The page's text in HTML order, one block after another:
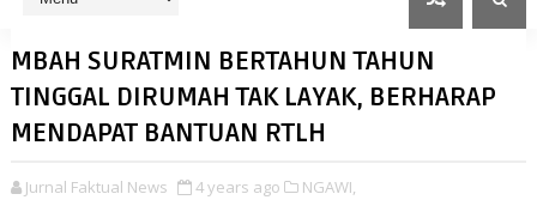
MBAH SURATMIN BERTAHUN TAHUN
TINGGAL DIRUMAH TAK LAYAK, BERHARAP
MENDAPAT BANTUAN RTLH
Jurnal Faktual News 4 years ago
NGAWI,